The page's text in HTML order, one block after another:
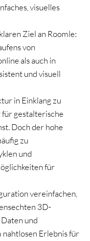
visuelles
Ziel an Roomle:
von
als auch in
und visuell
in Einklang zu
gestalterische
Doch der hohe
zu
und
für
vereinfachen,
3D-
und
Erlebnis für